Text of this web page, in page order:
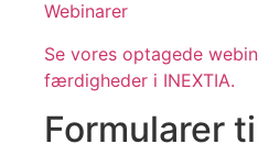
Webinarer
Se vores optagede
færdigheder i INEXTIA.
Formularer